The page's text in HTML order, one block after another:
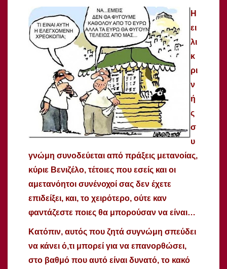
Η
ει
λι
κ
ρι
ν
ή
ς
σ
υ
γνώμη συνοδεύεται από πράξεις μετανοίας,
κύριε Βενιζέλο, τέτοιες που εσείς και οι
αμετανόητοι συνένοχοί σας δεν έχετε
επιδείξει, και, το χειρότερο, ούτε καν
φαντάζεστε ποιες θα μπορούσαν να είναι…
Κατόπιν, αυτός που ζητά συγνώμη σπεύδει
να κάνει ό,τι μπορεί για να επανορθώσει,
στο βαθμό που αυτό είναι δυνατό, το κακό